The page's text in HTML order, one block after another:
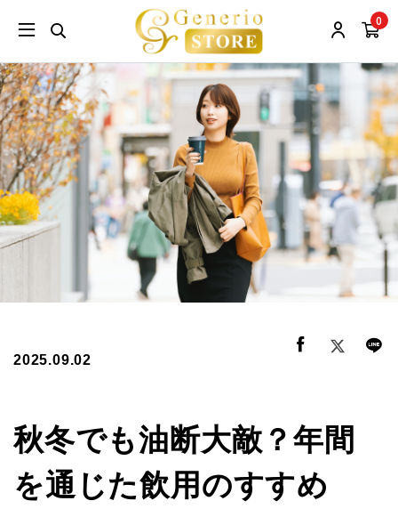
0
2025.09.02
秋冬でも油断大敵？年間
を通じた飲用のすすめ